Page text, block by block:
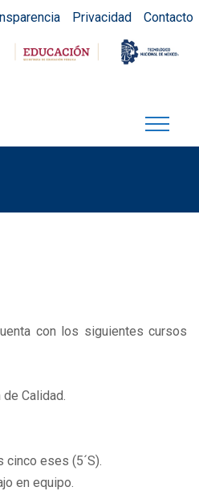
Privacidad Contacto
con los siguientes cursos
Calidad.
cinco eses (5´S).
en equipo.